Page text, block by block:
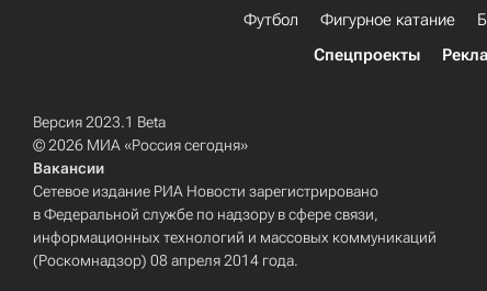
Футбол Фигурное катание
Спецпроекты
Версия 2023.1 Beta
© 2026 МИА «Россия сегодня»
Вакансии
Сетевое издание РИА Новости зарегистрировано
в Федеральной службе по надзору в сфере связи,
информационных технологий и массовых коммуникаций
(Роскомнадзор) 08 апреля 2014 года.